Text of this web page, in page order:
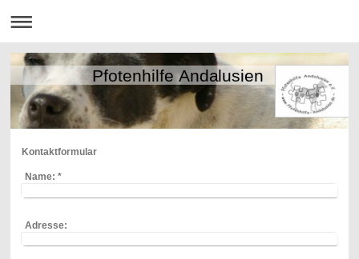
Pfotenhilfe Andalusien
Kontaktformular
Name: *
Adresse: